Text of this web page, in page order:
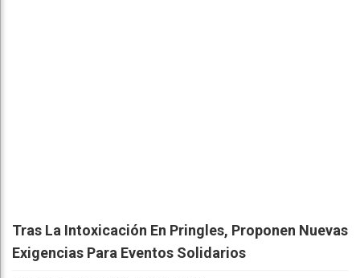
Tras La Intoxicación En Pringles, Proponen Nuevas
Exigencias Para Eventos Solidarios